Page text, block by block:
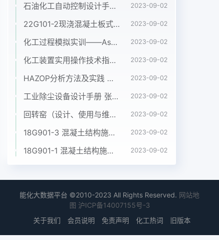
石油化工自动控制设计手册（第四版） 黄步余 化工出版社 2020年 2023-09-02
22G101-2现浇混凝土板式楼梯.pdf 2023-09-02
化工过程模拟实训——Aspen Plus教程（第二版）孙兰义 化学工业出版社 2017年 2023-09-02
化工装置实用操作技术指南 韩文光2001年化学工业出版社 2023-09-02
HAZOP分析方法及实践 粟镇宇 化学工业出版社2018年 2023-09-02
工业除尘设备设计手册 张殿印 申丽 化工出版社 2012年 2023-09-02
回转窑（设计、使用与维修）沈阳铝镁设计院、长沙有色冶金设计院共同编写 2023-09-02
18G901-3 混凝土结构施工钢筋排布规则与构造详图（独立基础、条形基础、筏形基础、桩基础）公开版.pdf 2023-09-02
18G901-1 混凝土结构施工钢筋排布规则与构造详图（现浇混凝土框架、剪力墙、梁、板）公开版.pdf 2023-09-02
能化大数据平台 ©2010-2023 All Rights Reserved. 网站地
图 沪ICP备14007155号-3
关于我们
会员说明 免责声明 化工热词 旧版本